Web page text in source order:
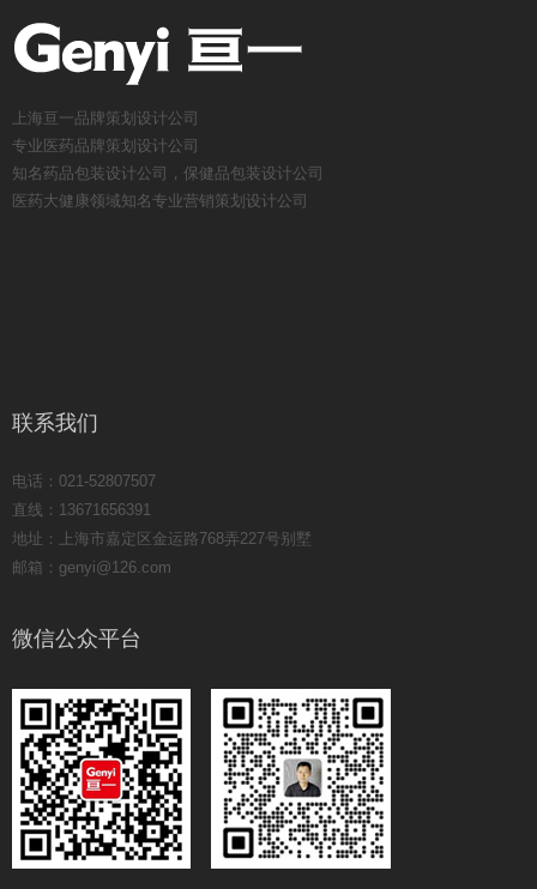
上海亘一品牌策划设计公司
专业医药品牌策划设计公司
知名药品包装设计公司，保健品包装设计公司
医药大健康领域知名专业营销策划设计公司
联系我们
电话：021-52807507
直线：13671656391
地址：上海市嘉定区金运路768弄227号别墅
邮箱：genyi@126.com
微信公众平台